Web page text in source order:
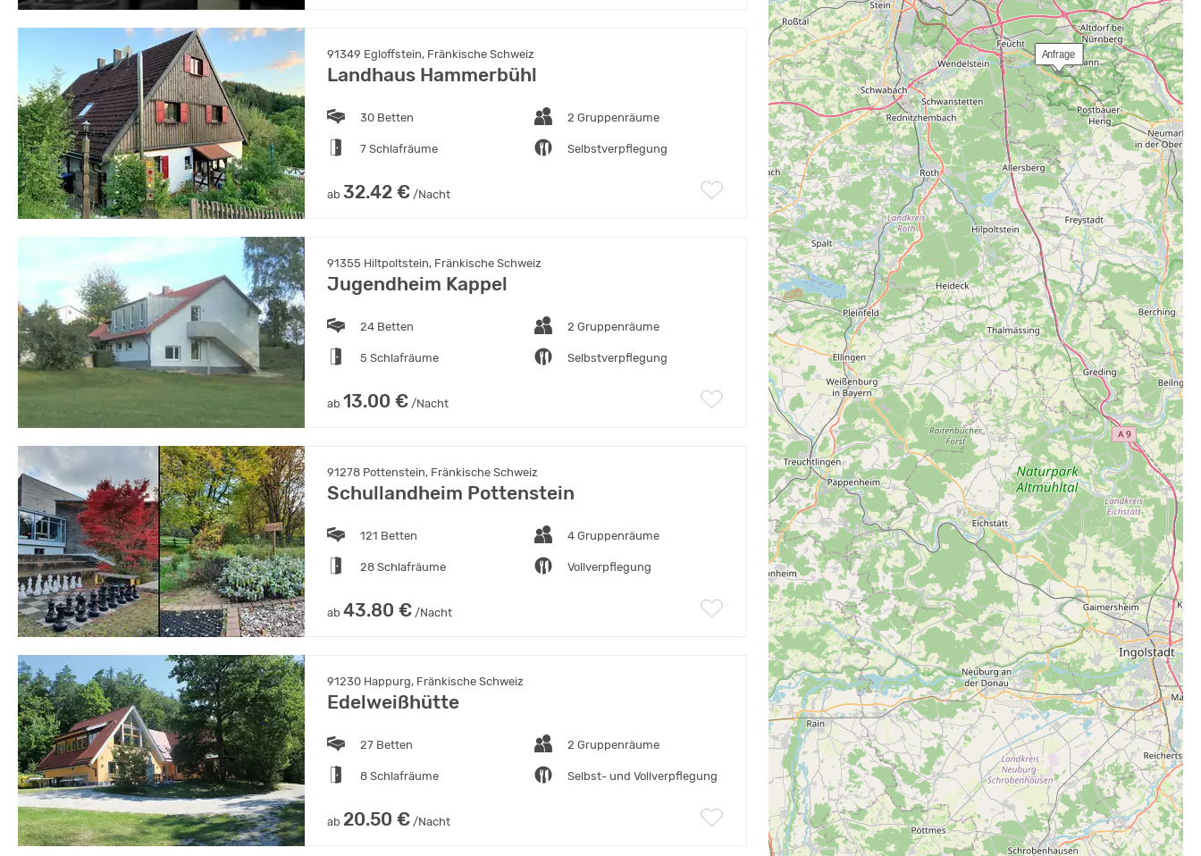
91349 Egloffstein, Fränkische Schweiz
Landhaus Hammerbühl
30 Betten 2 Gruppenräume
7 Schlafräume Selbstverpflegung
ab 32.42 € /Nacht
91355 Hiltpoltstein, Fränkische Schweiz
Jugendheim Kappel
24 Betten 2 Gruppenräume
5 Schlafräume Selbstverpflegung
ab 13.00 € /Nacht
91278 Pottenstein, Fränkische Schweiz
Schullandheim Pottenstein
121 Betten 4 Gruppenräume
28 Schlafräume Vollverpflegung
ab 43.80 € /Nacht
91230 Happurg, Fränkische Schweiz
Edelweißhütte
27 Betten 2 Gruppenräume
8 Schlafräume Selbst- und Vollverpflegung
ab 20.50 € /Nacht
Anfrage